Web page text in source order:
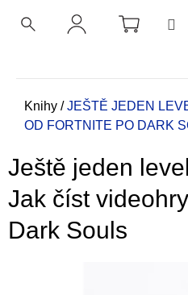
KOŠÍK
Domů
Knihy / JEŠTĚ JEDEN
OD FORTNITE PO DARK
Ještě jeden level
Jak číst
Dark Souls
ZPĚT
ZPĚT
o
p
t
ř
e
b